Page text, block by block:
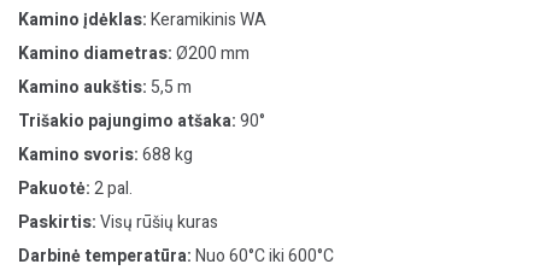
Kamino įdėklas:Keramikinis WA
Kamino diametras:Ø200 mm
Kamino aukštis: 5,5 m
Trišakio pajungimo atšaka:90°
Kamino svoris:688 kg
Pakuotė:2 pal.
Paskirtis:Visų rūšių kuras
Darbinė temperatūra:Nuo 60°C iki 600°C